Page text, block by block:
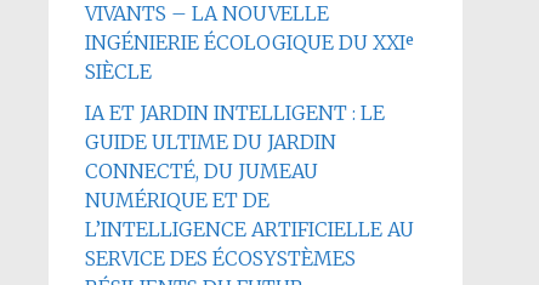
VIVANTS – LA NOUVELLE
INGÉNIERIE ÉCOLOGIQUE DU XXIᵉ
SIÈCLE
IA ET JARDIN INTELLIGENT : LE
GUIDE ULTIME DU JARDIN
CONNECTÉ, DU JUMEAU
NUMÉRIQUE ET DE
L’INTELLIGENCE ARTIFICIELLE AU
SERVICE DES ÉCOSYSTÈMES